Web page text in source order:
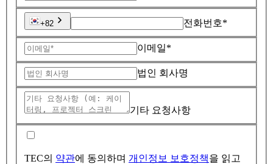
+82 전화번호*
이메일*
법인 회사명
기타 요청사항
TEC의 약관에 동의하며 개인정보 보호정책을 읽고